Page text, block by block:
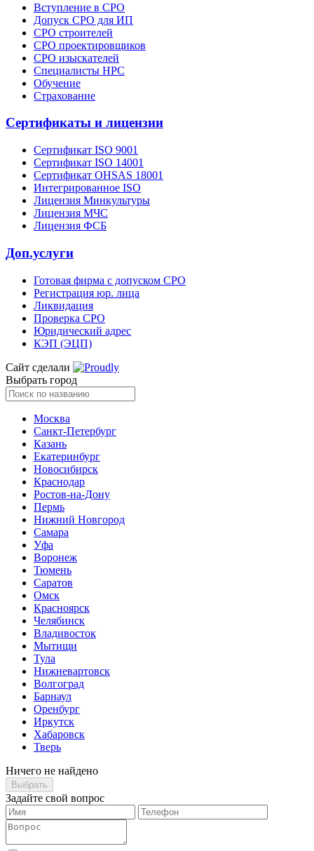
Вступление в СРО
Допуск СРО для ИП
СРО строителей
СРО проектировщиков
СРО изыскателей
Специалисты НРС
Обучение
Страхование
Сертификаты и лицензии
Сертификат ISO 9001
Сертификат ISO 14001
Сертификат OHSAS 18001
Интегрированное ISO
Лицензия Минкультуры
Лицензия МЧС
Лицензия ФСБ
Доп.услуги
Готовая фирма с допуском СРО
Регистрация юр. лица
Ликвидация
Проверка СРО
Юридический адрес
КЭП (ЭЦП)
Сайт сделали
Выбрать город
Москва
Санкт-Петербург
Казань
Екатеринбург
Новосибирск
Краснодар
Ростов-на-Дону
Пермь
Нижний Новгород
Самара
Уфа
Воронеж
Тюмень
Саратов
Омск
Красноярск
Челябинск
Владивосток
Мытищи
Тула
Нижневартовск
Волгоград
Барнаул
Оренбург
Иркутск
Хабаровск
Тверь
Ничего не найдено
Выбрать
Задайте свой вопрос